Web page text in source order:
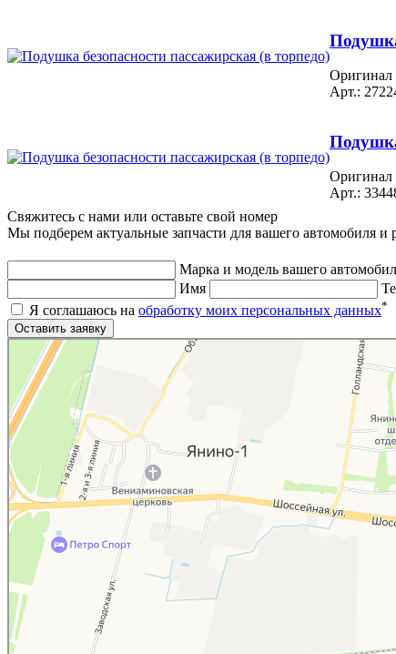
Оригинал
Арт.:
Оригинал
Арт.:
Свяжитесь с нами или оставьте свой номер
Мы подберем актуальные запчасти для вашего автомобиля и
Марка и модель вашего
Имя
Я соглашаюсь на обработку моих персональных данных*
Яндекс.Карты
Яндекс.Карты — поиск мест и адресов, городской транспорт